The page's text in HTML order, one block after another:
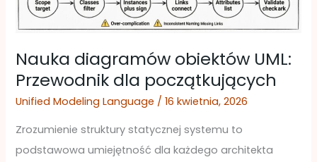
Nauka diagramów obiektów UML:
Przewodnik dla początkujących
Unified Modeling Language /16 kwietnia, 2026
Zrozumienie struktury statycznej systemu to
podstawowa umiejętność dla każdego architekta
początkujących